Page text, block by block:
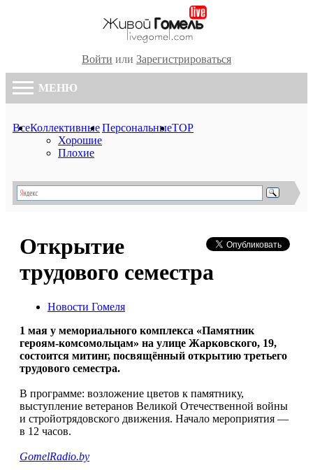
Войти или Зарегистрироваться
МЕНЮ
ВсеКоллективные
Хорошие
Плохие
ПерсональныеTOP
Открытие
трудового семестра
Новости Гомеля
1 мая у мемориального комплекса «Памятник
героям-комсомольцам» на улице Жарковского, 19,
состоится митинг, посвящённый открытию третьего
трудового семестра.
В программе: возложение цветов к памятнику,
выступление ветеранов Великой Отечественной войны
и стройотрядовского движения. Начало мероприятия —
в 12 часов.
GomelRadio.by